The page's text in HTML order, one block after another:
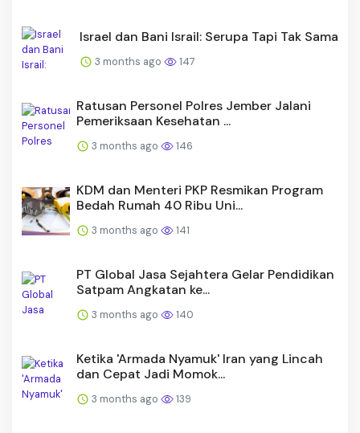
Israel dan Bani Israil: Serupa Tapi Tak Sama
3 months ago 147
Ratusan Personel Polres Jember Jalani
Pemeriksaan Kesehatan ...
3 months ago 146
KDM dan Menteri PKP Resmikan Program
Bedah Rumah 40 Ribu Uni...
3 months ago 141
PT Global Jasa Sejahtera Gelar Pendidikan
Satpam Angkatan ke...
3 months ago 140
Ketika 'Armada Nyamuk' Iran yang Lincah
dan Cepat Jadi Momok...
3 months ago 139